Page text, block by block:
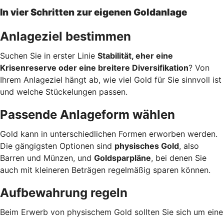
In vier Schritten zur eigenen Goldanlage
Anlageziel bestimmen
Suchen Sie in erster Linie Stabilität, eher eine
Krisenreserve oder eine breitere Diversifikation? Von
Ihrem Anlageziel hängt ab, wie viel Gold für Sie sinnvoll ist
und welche Stückelungen passen.
Passende Anlageform wählen
Gold kann in unterschiedlichen Formen erworben werden.
Die gängigsten Optionen sind physisches Gold, also
Barren und Münzen, und Goldsparpläne, bei denen Sie
auch mit kleineren Beträgen regelmäßig sparen können.
Aufbewahrung regeln
Beim Erwerb von physischem Gold sollten Sie sich um eine